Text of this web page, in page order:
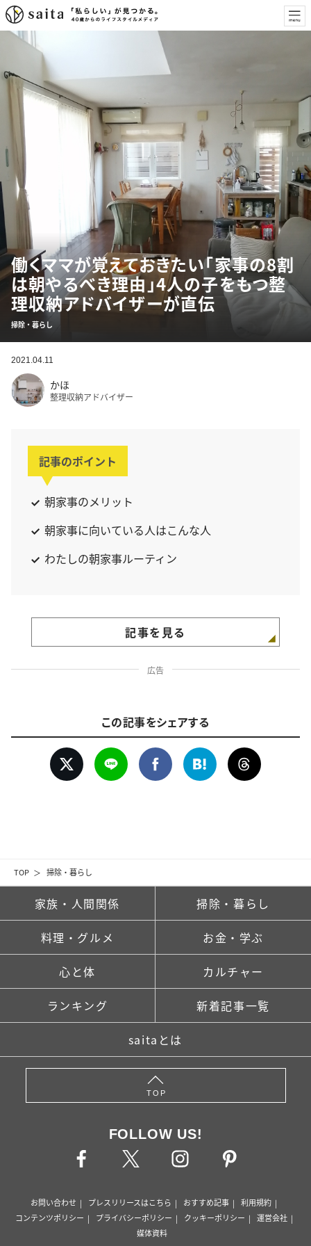
TOP 掃除・暮らし
働くママが覚えておきたい「家事の8割
は朝やるべき理由」4人の子をもつ整
理収納アドバイザーが直伝
掃除・暮らし
2021.04.11
かほ
整理収納アドバイザー
記事のポイント
朝家事のメリット
朝家事に向いている人はこんな人
わたしの朝家事ルーティン
記事を見る
広告
この記事をシェアする
家族・人間関係 掃除・暮らし
料理・グルメ お金・学ぶ
心と体 カルチャー
ランキング 新着記事一覧
saitaとは
TOP
FOLLOW US!
お問い合わせ プレスリリースはこちら おすすめ記事
利用規約
コンテンツポリシー
プライバシーポリシー クッキーポリシー
運営会社
媒体資料